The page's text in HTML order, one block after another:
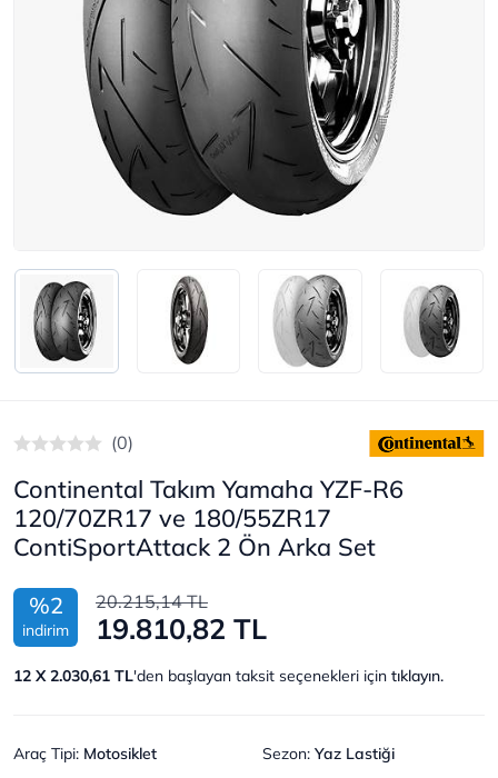
(0)
Continental Takım Yamaha YZF-R6
120/70ZR17 ve 180/55ZR17
ContiSportAttack 2 Ön Arka Set
%2
indirim
20.215,14 TL
19.810,82 TL
12 X 2.030,61 TL'den başlayan taksit seçenekleri için tıklayın.
Araç Tipi: Motosiklet Sezon: Yaz Lastiği